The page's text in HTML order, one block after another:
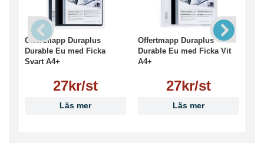
Offertmapp Duraplus
Durable Eu med Ficka
Svart A4+
27kr/st
Läs mer
Offertmapp Duraplus
Durable Eu med Ficka Vit
A4+
27kr/st
Läs mer